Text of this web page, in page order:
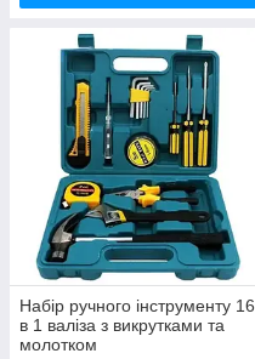
Набір ручного інструменту 16
в 1 валіза з викрутками та
молотком